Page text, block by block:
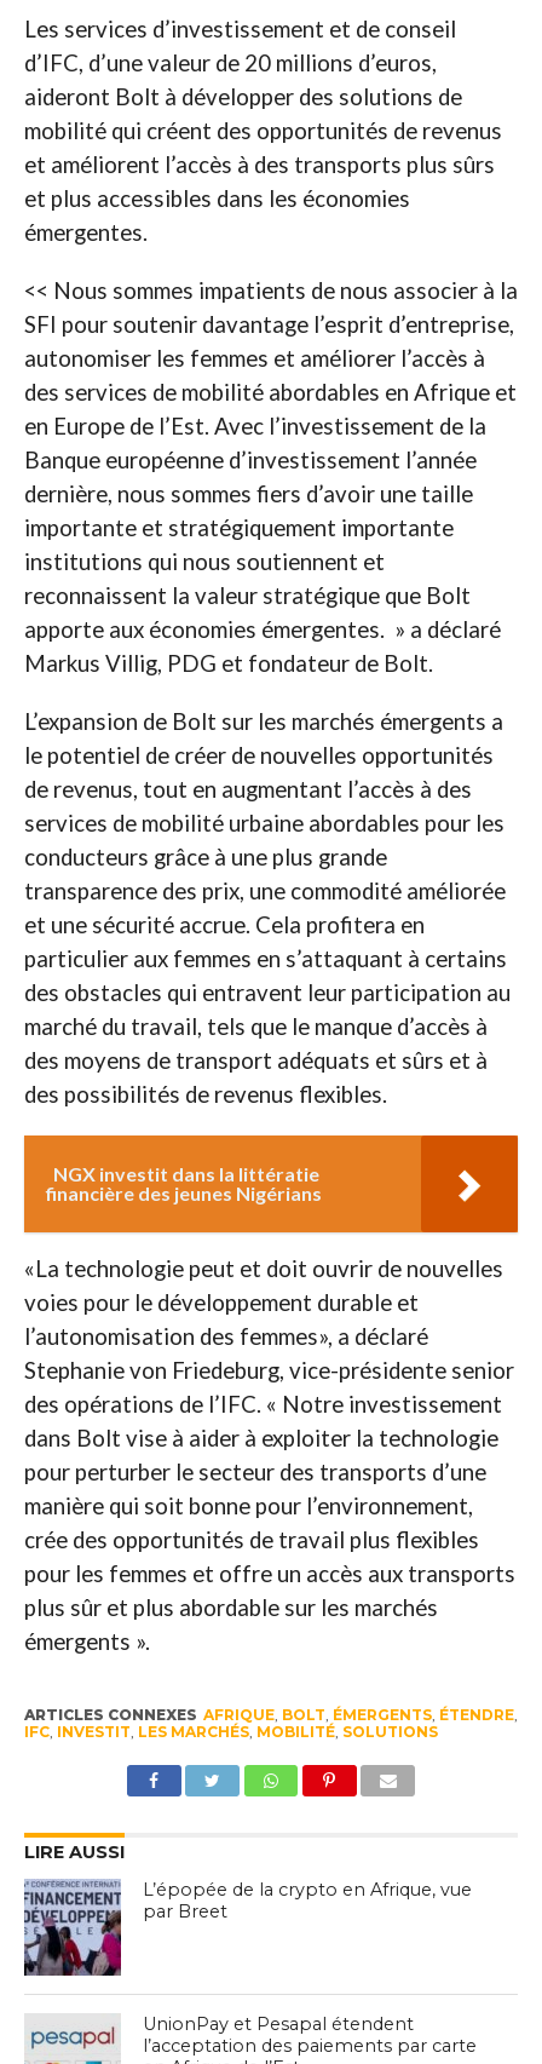
Les services d’investissement et de conseil
d’IFC, d’une valeur de 20 millions d’euros,
aideront Bolt à développer des solutions de
mobilité qui créent des opportunités de revenus
et améliorent l’accès à des transports plus sûrs
et plus accessibles dans les économies
émergentes.
<< Nous sommes impatients de nous associer à la
SFI pour soutenir davantage l’esprit d’entreprise,
autonomiser les femmes et améliorer l’accès à
des services de mobilité abordables en Afrique et
en Europe de l’Est. Avec l’investissement de la
Banque européenne d’investissement l’année
dernière, nous sommes fiers d’avoir une taille
importante et stratégiquement importante
institutions qui nous soutiennent et
reconnaissent la valeur stratégique que Bolt
apporte aux économies émergentes. » a déclaré
Markus Villig, PDG et fondateur de Bolt.
L’expansion de Bolt sur les marchés émergents a
le potentiel de créer de nouvelles opportunités
de revenus, tout en augmentant l’accès à des
services de mobilité urbaine abordables pour les
conducteurs grâce à une plus grande
transparence des prix, une commodité améliorée
et une sécurité accrue. Cela profitera en
particulier aux femmes en s’attaquant à certains
des obstacles qui entravent leur participation au
marché du travail, tels que le manque d’accès à
des moyens de transport adéquats et sûrs et à
des possibilités de revenus flexibles.
NGX investit dans la littératie
financière des jeunes Nigérians
«La technologie peut et doit ouvrir de nouvelles
voies pour le développement durable et
l’autonomisation des femmes», a déclaré
Stephanie von Friedeburg, vice-présidente senior
des opérations de l’IFC. « Notre investissement
dans Bolt vise à aider à exploiter la technologie
pour perturber le secteur des transports d’une
manière qui soit bonne pour l’environnement,
crée des opportunités de travail plus flexibles
pour les femmes et offre un accès aux transports
plus sûr et plus abordable sur les marchés
émergents ».
ARTICLES CONNEXES AFRIQUE, BOLT, ÉMERGENTS, ÉTENDRE,
IFC, INVESTIT, LES MARCHÉS, MOBILITÉ, SOLUTIONS
LIRE AUSSI
L’épopée de la crypto en Afrique, vue
par Breet
UnionPay et Pesapal étendent
l’acceptation des paiements par carte